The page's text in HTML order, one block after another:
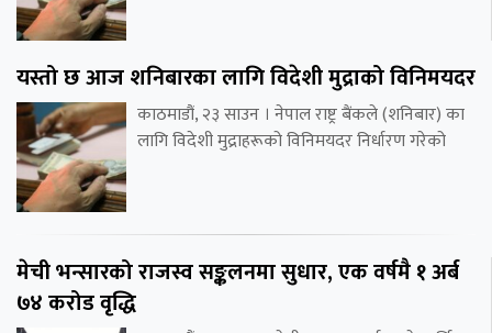
यस्तो छ आज शनिबारका लागि विदेशी मुद्राको विनिमयदर
काठमाडौं, २३ साउन । नेपाल राष्ट्र बैंकले (शनिबार) का
लागि विदेशी मुद्राहरूको विनिमयदर निर्धारण गरेको
मेची भन्सारको राजस्व सङ्कलनमा सुधार, एक वर्षमै १ अर्ब
७४ करोड वृद्धि